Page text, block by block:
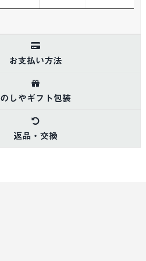
お支払い方法
のしやギフト包装
返品・交換